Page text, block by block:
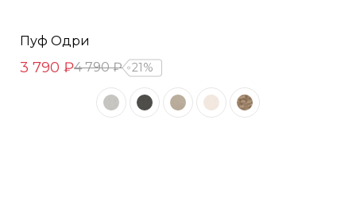
Пуф Одри
3 790 ₽4 790 ₽ 21%